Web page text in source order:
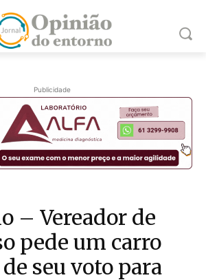
Publicidade
– Vereador de
pede um carro
seu voto para